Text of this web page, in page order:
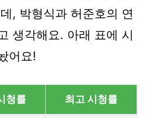
, 박형식과 허준호의 연
생각해요. 아래 표에 시
어요!
청률 최고 시청률